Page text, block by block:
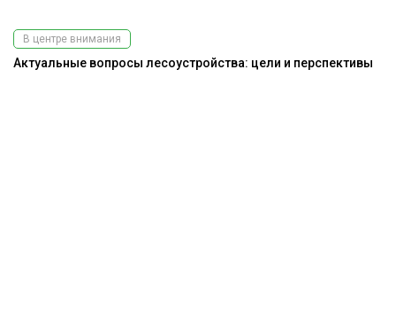
В центре внимания
Актуальные вопросы лесоустройства: цели и перспективы